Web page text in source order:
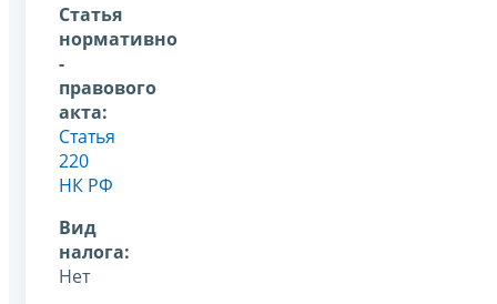
Статья
нормативно
-
правового
акта:
Статья
220
НК РФ
Вид
налога:
Нет